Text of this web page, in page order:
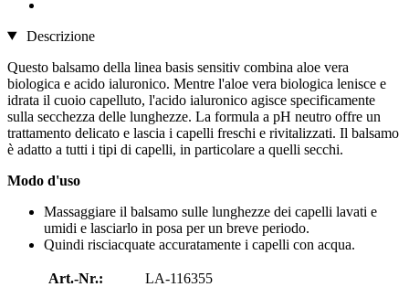
Descrizione
Questo balsamo della linea basis sensitiv combina aloe vera
biologica e acido ialuronico. Mentre l'aloe vera biologica lenisce e
idrata il cuoio capelluto, l'acido ialuronico agisce specificamente
sulla secchezza delle lunghezze. La formula a pH neutro offre un
trattamento delicato e lascia i capelli freschi e rivitalizzati. Il balsamo
è adatto a tutti i tipi di capelli, in particolare a quelli secchi.
Modo d'uso
Massaggiare il balsamo sulle lunghezze dei capelli lavati e
umidi e lasciarlo in posa per un breve periodo.
Quindi risciacquate accuratamente i capelli con acqua.
Art.-Nr.:
LA-116355